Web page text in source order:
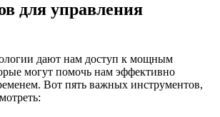
для управления
дают нам доступ к мощным
могут помочь нам эффективно
Вот пять важных инструментов,